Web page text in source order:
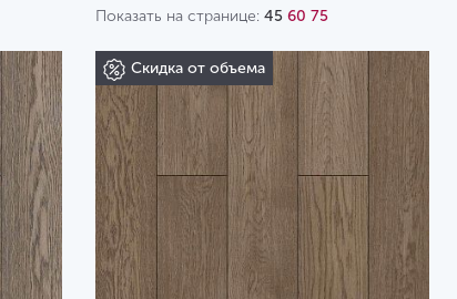
Показать на странице: 45 60 75
Скидка от объема